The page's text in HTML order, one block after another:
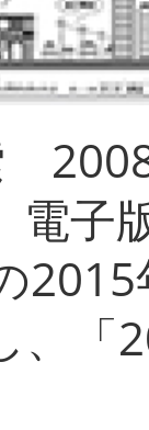
子
、「